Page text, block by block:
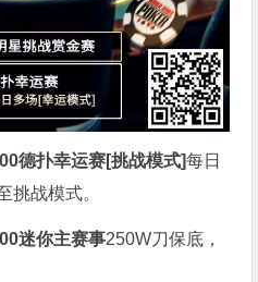
德扑幸运赛[挑战模式]每日
挑战模式。
迷你主赛事250W刀保底，